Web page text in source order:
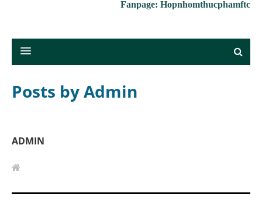
Fanpage: Hopnhomthucphamftc
Posts by Admin
ADMIN